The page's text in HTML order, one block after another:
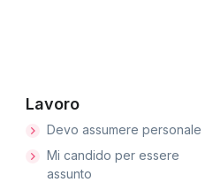
Lavoro
Devo assumere personale
Mi candido per essere
assunto